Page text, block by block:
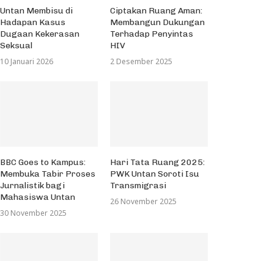
Untan Membisu di
Hadapan Kasus
Dugaan Kekerasan
Seksual
10 Januari 2026
Ciptakan Ruang Aman:
Membangun Dukungan
Terhadap Penyintas
HIV
2 Desember 2025
BBC Goes to Kampus:
Membuka Tabir Proses
Jurnalistik bagi
Mahasiswa Untan
30 November 2025
Hari Tata Ruang 2025:
PWK Untan Soroti Isu
Transmigrasi
26 November 2025